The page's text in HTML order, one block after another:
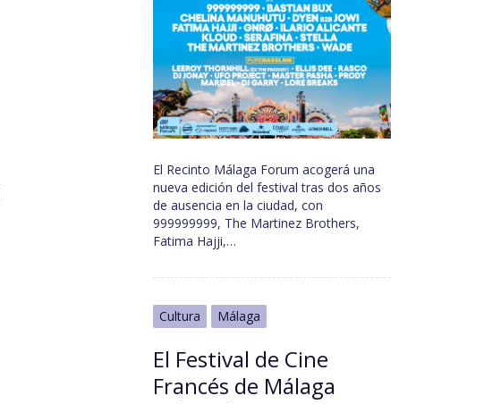
El Recinto Málaga Forum acogerá una
nueva edición del festival tras dos años
de ausencia en la ciudad, con
999999999, The Martinez Brothers,
Fatima Hajji,…
Cultura Málaga
El Festival de Cine
Francés de Málaga